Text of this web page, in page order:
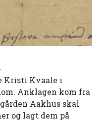
Kristi Kvaale i
Anklagen kom fra
Aakhus skal
og lagt dem på